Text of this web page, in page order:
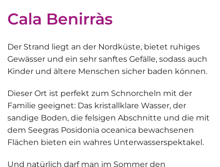
Cala Benirràs
Der Strand liegt an der Nordküste, bietet ruhiges
Gewässer und ein sehr sanftes Gefälle, sodass auch
Kinder und ältere Menschen sicher baden können.
Dieser Ort ist perfekt zum Schnorcheln mit der
Familie geeignet: Das kristallklare Wasser, der
sandige Boden, die felsigen Abschnitte und die mit
dem Seegras Posidonia oceanica bewachsenen
Flächen bieten ein wahres Unterwasserspektakel.
Und natürlich darf man im Sommer den